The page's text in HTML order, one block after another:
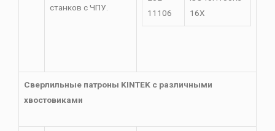
станков с ЧПУ.
11106
16X
Сверлильные патроны KINTEK с различными
хвостовиками